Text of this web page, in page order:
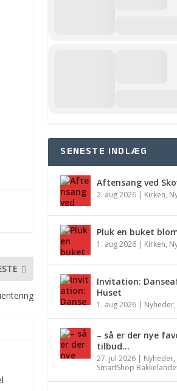
SENESTE INDLÆG
Aftensang ved
2. aug 2026 | Kirken,
Pluk en buket
1. aug 2026 | Kirken,
Invitation:
Huset
1. aug 2026 | Nyheder
– så er der nye
tilbud…
27. jul 2026 | Nyheder,
SmartShop